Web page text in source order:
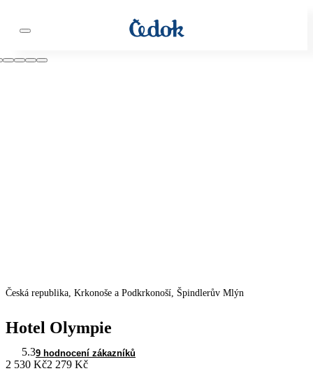
Česká republika, Krkonoše a Podkrkonoší, Špindlerův Mlýn
Hotel Olympie
5.39 hodnocení zákazníků
2 530 Kč2 279 Kč